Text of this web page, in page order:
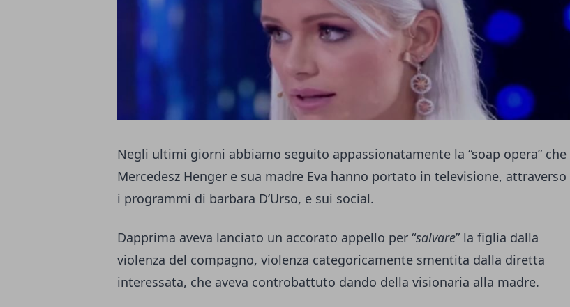
Negli ultimi giorni abbiamo seguito appassionatamente la “soap opera” che
Mercedesz Henger e sua madre Eva hanno portato in televisione, attraverso
i programmi di barbara D’Urso, e sui social.
Dapprima aveva lanciato un accorato appello per “salvare” la figlia dalla
violenza del compagno, violenza categoricamente smentita dalla diretta
interessata, che aveva controbattuto dando della visionaria alla madre.